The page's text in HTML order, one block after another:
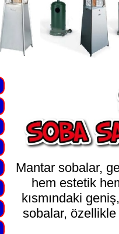
Mantar sobalar,
hem estetik
kısmındaki
sobalar,